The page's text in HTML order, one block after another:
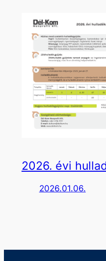
2026. évi
2026.01.06.